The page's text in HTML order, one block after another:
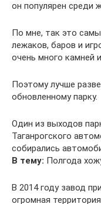
он популярен среди
По мне, так это
лежаков, баров и
очень много камней
Поэтому лучше
обновленному парку.
Один из выходов
Таганрогского
собирались
В тему: Полгода
В 2014 году завод
огромная